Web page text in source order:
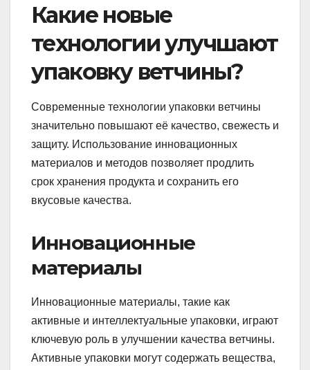
Какие новые
технологии улучшают
упаковку ветчины?
Современные технологии упаковки ветчины
значительно повышают её качество, свежесть и
защиту. Использование инновационных
материалов и методов позволяет продлить
срок хранения продукта и сохранить его
вкусовые качества.
Инновационные
материалы
Инновационные материалы, такие как
активные и интеллектуальные упаковки, играют
ключевую роль в улучшении качества ветчины.
Активные упаковки могут содержать вещества,